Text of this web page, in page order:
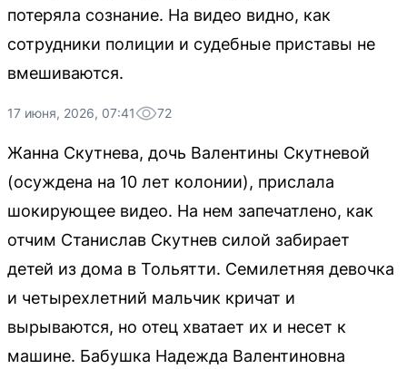
потеряла сознание. На видео видно, как
сотрудники полиции и судебные приставы не
вмешиваются.
17 июня, 2026, 07:41 72
Жанна Скутнева, дочь Валентины Скутневой
(осуждена на 10 лет колонии), прислала
шокирующее видео. На нем запечатлено, как
отчим Станислав Скутнев силой забирает
детей из дома в Тольятти. Семилетняя девочка
и четырехлетний мальчик кричат и
вырываются, но отец хватает их и несет к
машине. Бабушка Надежда Валентиновна